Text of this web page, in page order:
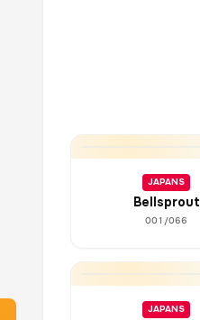
JAPANS
Bellsprout
001/066
JAPANS